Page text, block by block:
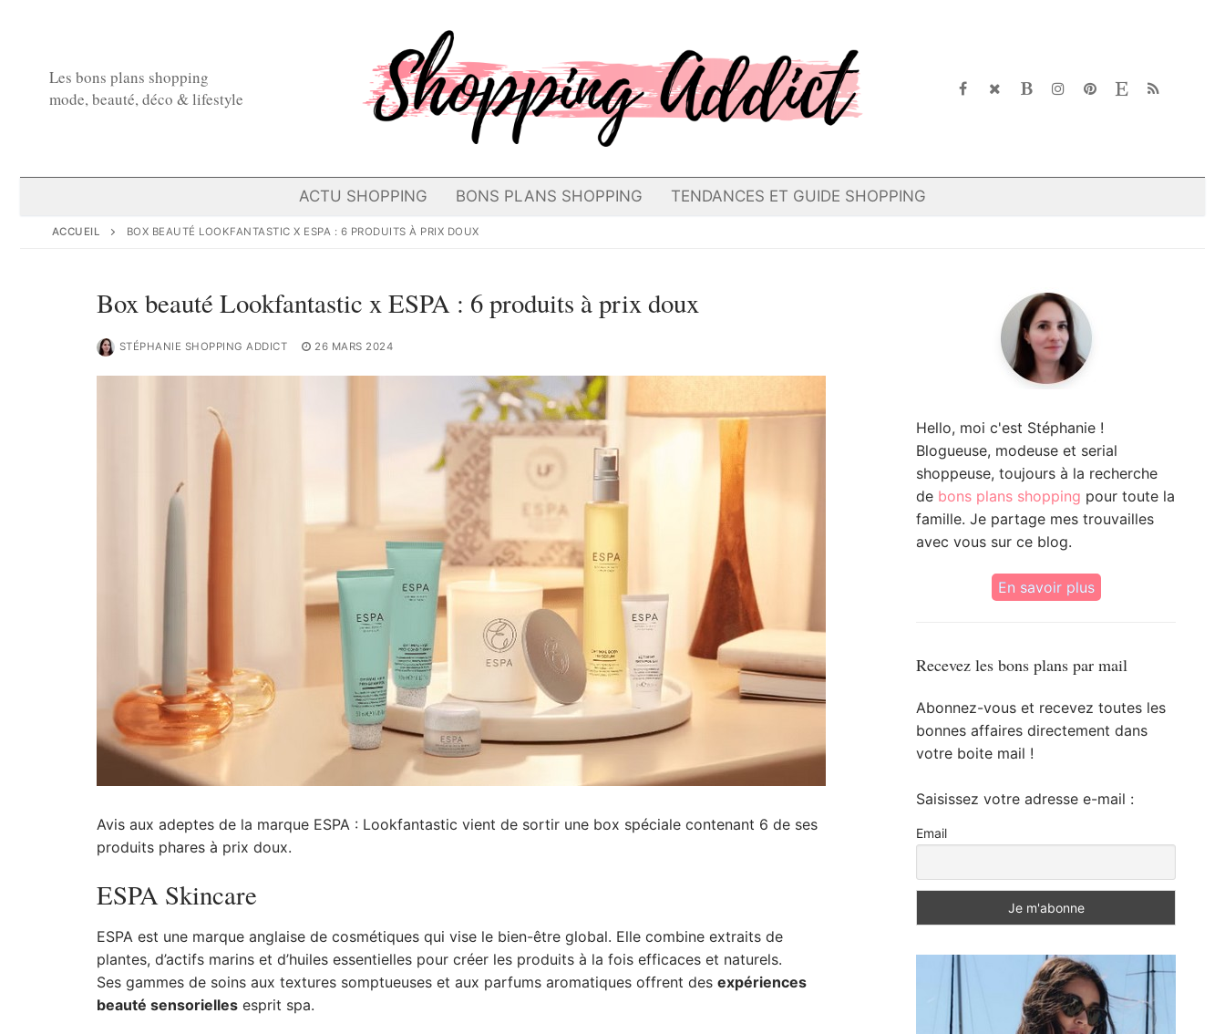
Les bons plans shopping
mode, beauté, déco & lifestyle
ACTU SHOPPING BONS PLANS SHOPPING TENDANCES ET GUIDE SHOPPING
ACCUEIL BOX BEAUTÉ LOOKFANTASTIC X ESPA : 6 PRODUITS À PRIX DOUX
Box beauté Lookfantastic x ESPA : 6 produits à prix doux
STÉPHANIE SHOPPING ADDICT 26 MARS 2024
Avis aux adeptes de la marque ESPA : Lookfantastic vient de sortir une box spéciale contenant 6 de ses
produits phares à prix doux.
ESPA Skincare
ESPA est une marque anglaise de cosmétiques qui vise le bien-être global. Elle combine extraits de
plantes, d’actifs marins et d’huiles essentielles pour créer les produits à la fois efficaces et naturels.
Ses gammes de soins aux textures somptueuses et aux parfums aromatiques offrent des expériences
beauté sensoriellesesprit spa.
Hello, moi c'est Stéphanie !
Blogueuse, modeuse et serial
shoppeuse, toujours à la recherche
de bons plans shopping pour toute la
famille. Je partage mes trouvailles
avec vous sur ce blog.
En savoir plus
Recevez les bons plans par mail
Abonnez-vous et recevez toutes les
bonnes affaires directement dans
votre boite mail !
Saisissez votre adresse e-mail :
Email